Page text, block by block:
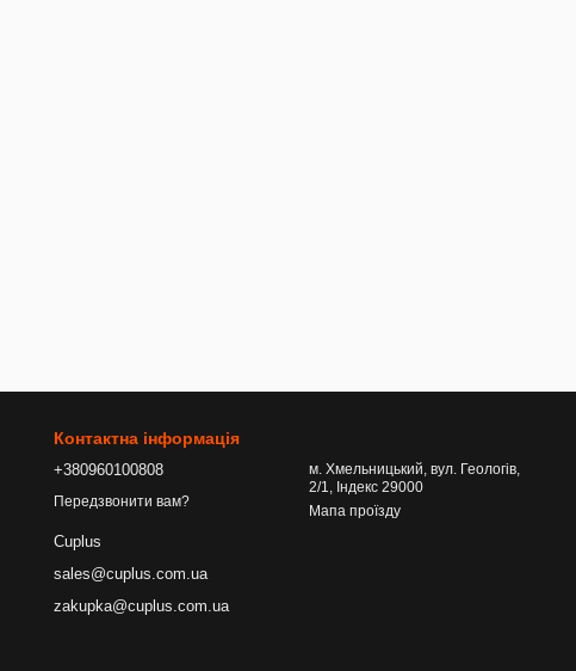
Контактна інформація
+380960100808
Передзвонити вам?
Cuplus
sales@cuplus.com.ua
zakupka@cuplus.com.ua
м. Хмельницький, вул. Геологів,
2/1, Індекс 29000
Мапа проїзду